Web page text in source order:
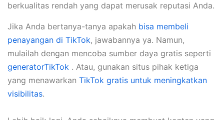
berkualitas rendah yang dapat merusak reputasi Anda.
Jika Anda bertanya-tanya apakah bisa membeli
penayangan di TikTok, jawabannya ya. Namun,
mulailah dengan mencoba sumber daya gratis seperti
generatorTikTok . Atau, gunakan situs pihak ketiga
yang menawarkan TikTok gratis untuk meningkatkan
visibilitas.